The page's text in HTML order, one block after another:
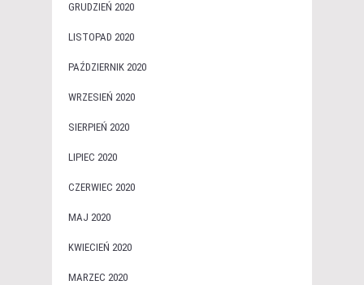
GRUDZIEŃ 2020
LISTOPAD 2020
PAŹDZIERNIK 2020
WRZESIEŃ 2020
SIERPIEŃ 2020
LIPIEC 2020
CZERWIEC 2020
MAJ 2020
KWIECIEŃ 2020
MARZEC 2020